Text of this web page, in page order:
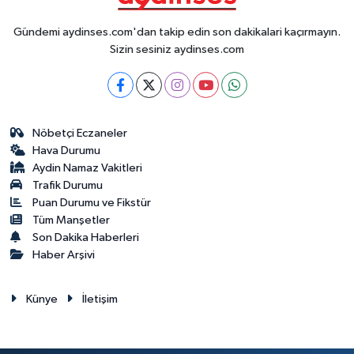
Gündemi aydinses.com'dan takip edin son dakikalari kaçırmayın.
Sizin sesiniz aydinses.com
Nöbetçi Eczaneler
Hava Durumu
Aydin Namaz Vakitleri
Trafik Durumu
Puan Durumu ve Fikstür
Tüm Manşetler
Son Dakika Haberleri
Haber Arşivi
Künye İletişim